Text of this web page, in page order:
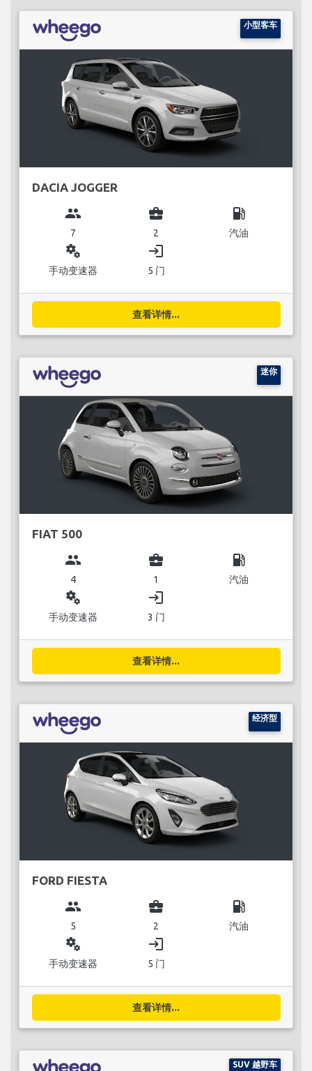
小型客车
DACIA JOGGER
group
7
business_center
2
local_gas_station
汽油
miscellaneous_services
手动变速器
login
5 门
查看详情...
迷你
FIAT 500
group
4
business_center
1
local_gas_station
汽油
miscellaneous_services
手动变速器
login
3 门
查看详情...
经济型
FORD FIESTA
group
5
business_center
2
local_gas_station
汽油
miscellaneous_services
手动变速器
login
5 门
查看详情...
SUV 越野车